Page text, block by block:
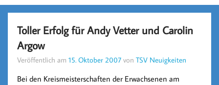
Toller Erfolg für Andy Vetter und Carolin
Argow
Veröffentlich am15. Oktober 2007 vonTSV Neuigkeiten
Bei den Kreismeisterschaften der Erwachsenen am